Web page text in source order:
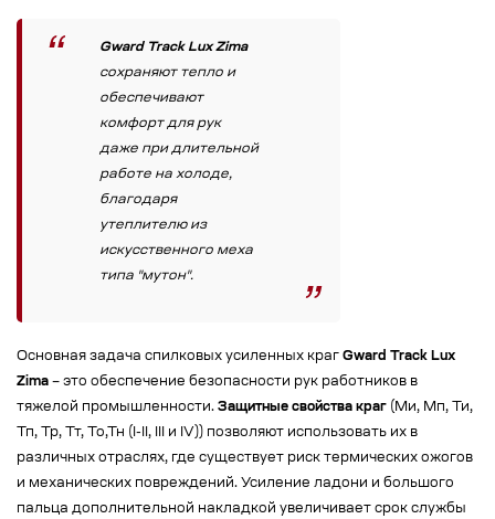
Gward Track Lux Zima
сохраняют тепло и
обеспечивают
комфорт для рук
даже при длительной
работе на холоде,
благодаря
утеплителю из
искусственного меха
типа "мутон".
Основная задача спилковых усиленных краг Gward Track Lux
Zima – это обеспечение безопасности рук работников в
тяжелой промышленности. Защитные свойства краг (Ми, Мп, Ти,
Тп, Тр, Тт, То,Тн (I-II, III и IV)) позволяют использовать их в
различных отраслях, где существует риск термических ожогов
и механических повреждений. Усиление ладони и большого
пальца дополнительной накладкой увеличивает срок службы